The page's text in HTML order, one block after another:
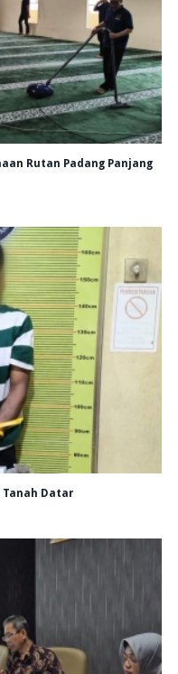
Rutan Padang Panjang
Tanah Datar